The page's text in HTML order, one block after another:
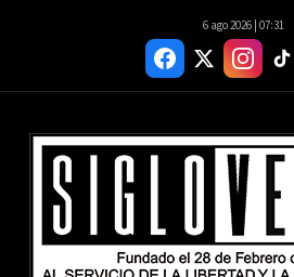
6 ago 2026 | 07:31